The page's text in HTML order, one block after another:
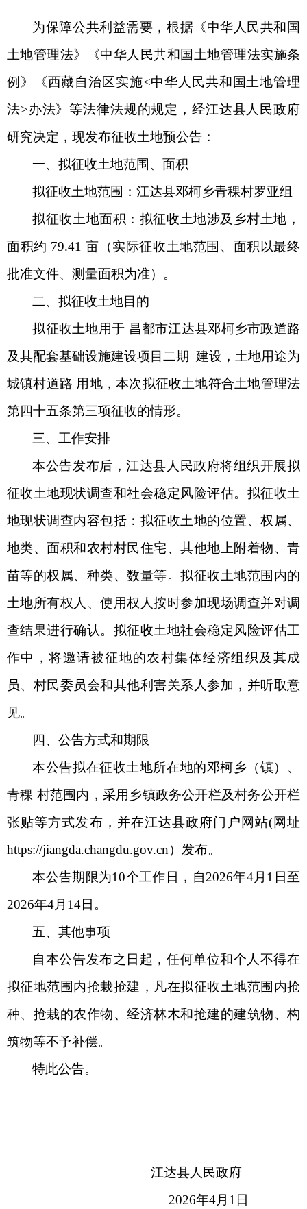
为保障公共利益需要，根据《中华人民共和国
土地管理法》《中华人民共和国土地管理法实施条
例》《西藏自治区实施<中华人民共和国土地管理
法>办法》等法律法规的规定，经江达县人民政府
研究决定，现发布征收土地预公告：
一、拟征收土地范围、面积
拟征收土地范围：江达县邓柯乡青稞村罗亚组
拟征收土地面积：拟征收土地涉及乡村土地，
面积约 79.41 亩（实际征收土地范围、面积以最终
批准文件、测量面积为准）。
二、拟征收土地目的
拟征收土地用于 昌都市江达县邓柯乡市政道路
及其配套基础设施建设项目二期 建设，土地用途为
城镇村道路 用地，本次拟征收土地符合土地管理法
第四十五条第三项征收的情形。
三、工作安排
本公告发布后，江达县人民政府将组织开展拟
征收土地现状调查和社会稳定风险评估。拟征收土
地现状调查内容包括：拟征收土地的位置、权属、
地类、面积和农村村民住宅、其他地上附着物、青
苗等的权属、种类、数量等。拟征收土地范围内的
土地所有权人、使用权人按时参加现场调查并对调
查结果进行确认。拟征收土地社会稳定风险评估工
作中，将邀请被征地的农村集体经济组织及其成
员、村民委员会和其他利害关系人参加，并听取意
见。
四、公告方式和期限
本公告拟在征收土地所在地的邓柯乡（镇）、
青稞 村范围内，采用乡镇政务公开栏及村务公开栏
张贴等方式发布，并在江达县政府门户网站(网址
https://jiangda.changdu.gov.cn）发布。
本公告期限为10个工作日，自2026年4月1日至
2026年4月14日。
五、其他事项
自本公告发布之日起，任何单位和个人不得在
拟征地范围内抢栽抢建，凡在拟征收土地范围内抢
种、抢栽的农作物、经济林木和抢建的建筑物、构
筑物等不予补偿。
特此公告。
江达县人民政府
2026年4月1日